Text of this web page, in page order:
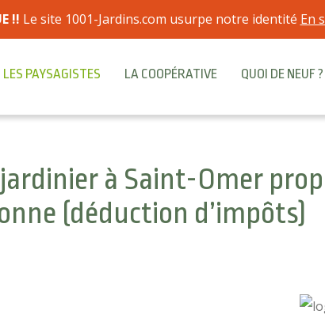
!! Le site 1001-Jardins.com usurpe notre identité En
LES PAYSAGISTES LA COOPÉRATIVE QUOI DE NEUF ?
à Saint-Omer
(déduction d’impôts)